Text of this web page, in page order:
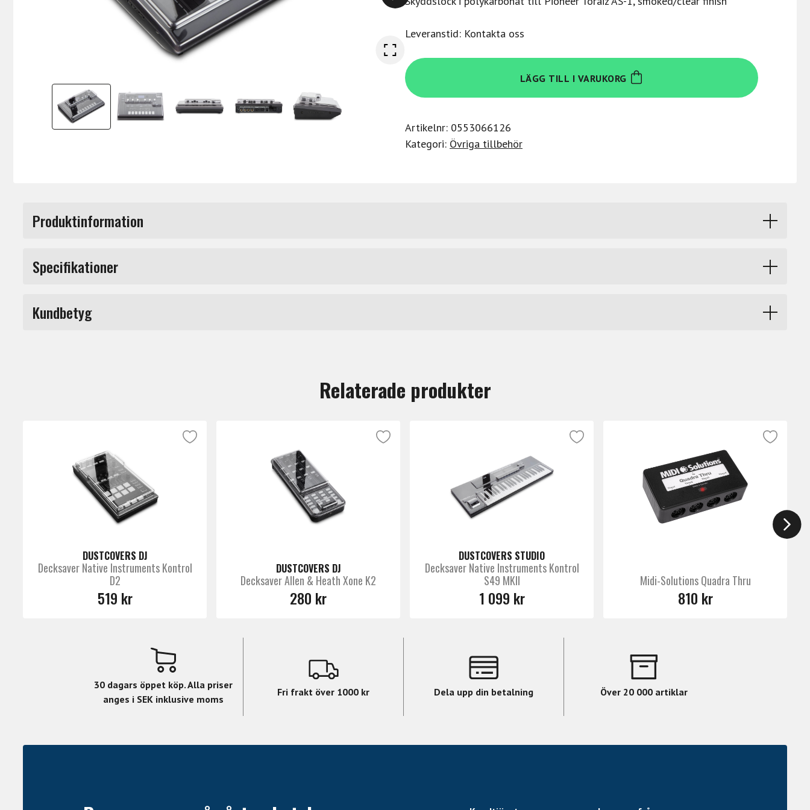
Leveranstid: Kontakta oss
Decksaver
Pioneer
TORAIZ
1
mängd
LÄGG TILL I VARUKORG
Artikelnr: 0553066126
Kategori: Övriga tillbehör
Produktinformation
olyckshändelser.
Specifikationer
Kundbetyg
Relaterade produkter
DUSTCOVERS DJ
Decksaver Native Instruments Kontrol
D2
519 kr
DUSTCOVERS DJ
Decksaver Allen & Heath Xone K2
280 kr
DUSTCOVERS STUDIO
Decksaver Native Instruments Kontrol
S49 MKII
1 099 kr
Midi-Solutions Quadra Thru
810 kr
30 dagars öppet köp. Alla priser
anges i SEK inklusive moms
Fri frakt över 1000 kr Dela upp din betalning Över 20 000 artiklar